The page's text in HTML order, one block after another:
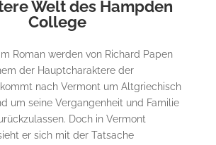
Welt des Hampden
College
Roman werden von Richard Papen
der Hauptcharaktere der
nach Vermont um Altgriechisch
um seine Vergangenheit und Familie
Doch in Vermont
er sich mit der Tatsache